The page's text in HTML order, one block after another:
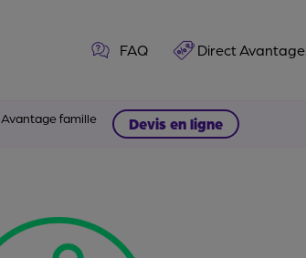
Avantage famille Devis en ligne
FAQ Direct